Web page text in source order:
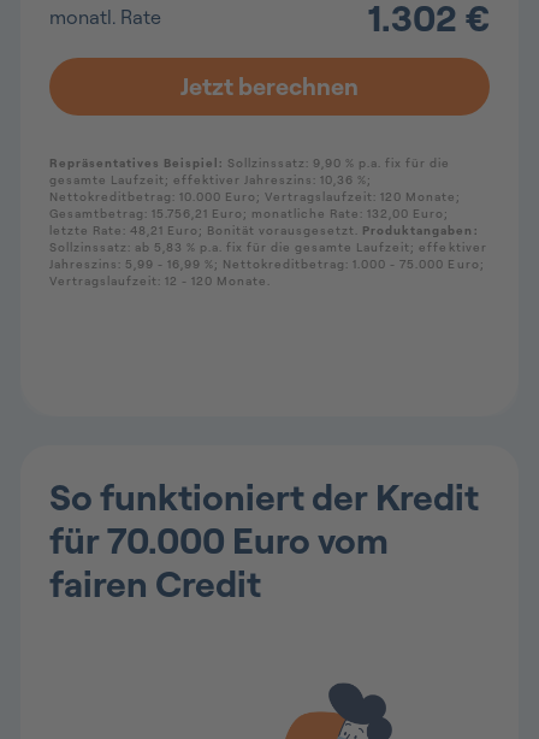
So funktioniert der Kredit
für 70.000 Euro vom
fairen Credit